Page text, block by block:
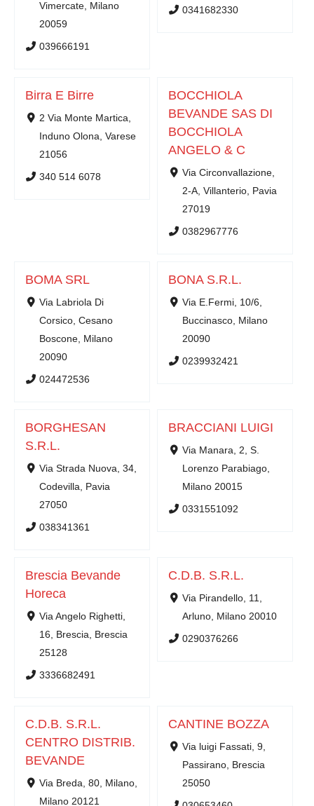
Vimercate, Milano
20059
039666191
0341682330
Birra E Birre
2 Via Monte Martica,
Induno Olona, Varese
21056
340 514 6078
BOCCHIOLA
BEVANDE SAS DI
BOCCHIOLA
ANGELO & C
Via Circonvallazione,
2-A, Villanterio, Pavia
27019
0382967776
BOMA SRL
Via Labriola Di
Corsico, Cesano
Boscone, Milano
20090
024472536
BONA S.R.L.
Via E.Fermi, 10/6,
Buccinasco, Milano
20090
0239932421
BORGHESAN
S.R.L.
Via Strada Nuova, 34,
Codevilla, Pavia
27050
038341361
BRACCIANI LUIGI
Via Manara, 2, S.
Lorenzo Parabiago,
Milano 20015
0331551092
Brescia Bevande
Horeca
Via Angelo Righetti,
16, Brescia, Brescia
25128
3336682491
C.D.B. S.R.L.
Via Pirandello, 11,
Arluno, Milano 20010
0290376266
C.D.B. S.R.L.
CENTRO DISTRIB.
BEVANDE
Via Breda, 80, Milano,
Milano 20121
CANTINE BOZZA
Via luigi Fassati, 9,
Passirano, Brescia
25050